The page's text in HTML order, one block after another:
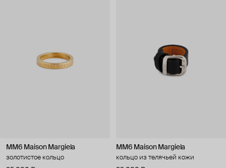
MM6 Maison Margiela
золотистое кольцо
MM6 Maison Margiela
кольцо из телячьей кожи